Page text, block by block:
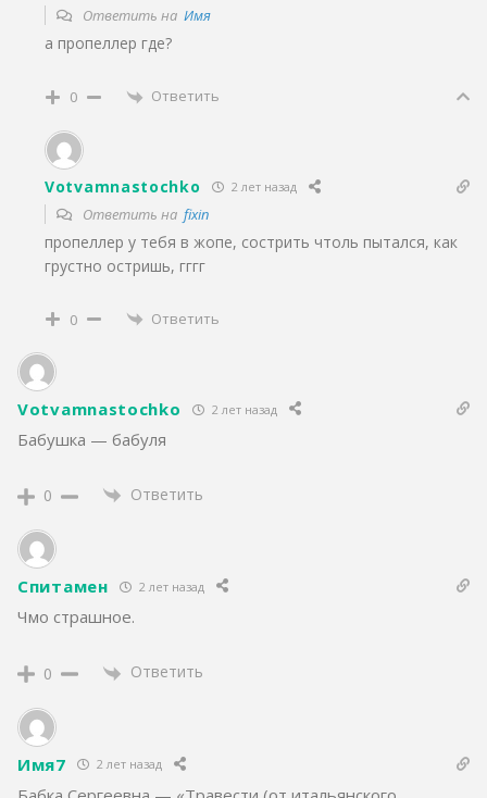
Ответить на Имя
а пропеллер где?
0 Ответить
Votvamnastochko 2 лет назад
Ответить на fixin
пропеллер у тебя в жопе, сострить чтоль пытался, как
грустно остришь, гггг
0 Ответить
Votvamnastochko 2 лет назад
Бабушка — бабуля
0 Ответить
Спитамен 2 лет назад
Чмо страшное.
0 Ответить
Имя7 2 лет назад